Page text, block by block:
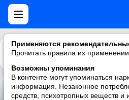
Применяются
Прочитать правила их
Возможны упоминания
В контенте могут упоминаться
информация. Незаконное
средств, психотропных веществ и
Каталог Рекомендации
Bullet Hole